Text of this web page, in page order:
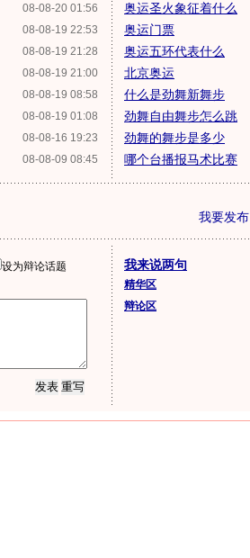
08-08-20 01:56
08-08-19 22:53
08-08-19 21:28
08-08-19 21:00
08-08-19 08:58
08-08-19 01:08
08-08-16 19:23
08-08-09 08:45
奥运圣火象征着什么
奥运门票
奥运五环代表什么
北京奥运
什么是劲舞新舞步
劲舞自由舞步怎么跳
劲舞的舞步是多少
哪个台播报马术比赛
我要发布
设为辩论话题
我来说两句
精华区
辩论区